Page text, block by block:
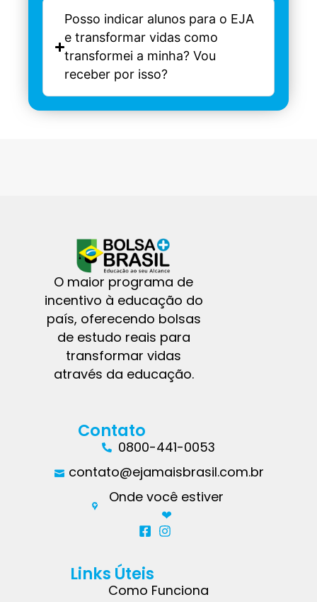
Posso indicar alunos para o EJA
e transformar vidas como
transformei a minha? Vou
receber por isso?
O maior programa de
incentivo à educação do
país, oferecendo bolsas
de estudo reais para
transformar vidas
através da educação.
Contato
0800-441-0053
contato@ejamaisbrasil.com.br
Onde você estiver
❤︎
Links Úteis
Como Funciona